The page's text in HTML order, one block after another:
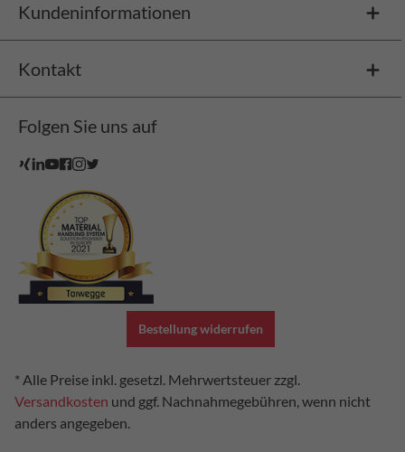
Kundeninformationen
Kontakt
Folgen Sie uns auf
Bestellung widerrufen
* Alle Preise inkl. gesetzl. Mehrwertsteuer zzgl.
Versandkosten und ggf. Nachnahmegebühren, wenn nicht
anders angegeben.